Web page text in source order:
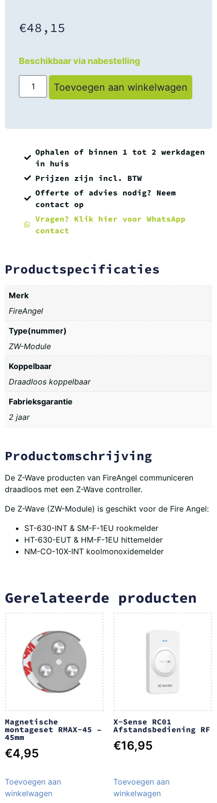
€48,15
Beschikbaar via nabestelling
Toevoegen aan winkelwagen
Ophalen of binnen 1 tot 2 werkdagen
in huis
Prijzen zijn incl. BTW
Offerte of advies nodig? Neem
contact op
Vragen? Klik hier voor WhatsApp
contact
Productspecificaties
Merk
FireAngel
Type(nummer)
ZW-Module
Koppelbaar
Draadloos koppelbaar
Fabrieksgarantie
2 jaar
Productomschrijving
De Z-Wave producten van FireAngel communiceren
draadloos met een Z-Wave controller.
De Z-Wave (ZW-Module) is geschikt voor de Fire Angel:
ST-630-INT & SM-F-1EU rookmelder
HT-630-EUT & HM-F-1EU hittemelder
NM-CO-10X-INT koolmonoxidemelder
Gerelateerde producten
Magnetische
montageset RMAX-45 –
45mm
€4,95
Toevoegen aan
winkelwagen
X-Sense RC01
Afstandsbediening RF
€16,95
Toevoegen aan
winkelwagen